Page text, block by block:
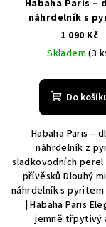
Habaha Paris –
náhrdelník s
1 090 Kč
Skladem(3
Do
Habaha Paris –
náhrdelník z
sladkovodních
přívěsků Dlouhý
náhrdelník s
| Habaha Paris
jemně třpytivý